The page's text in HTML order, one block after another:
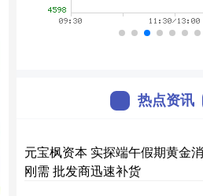
热点资讯
元宝枫资本 实探端午假期黄金
刚需 批发商迅速补货